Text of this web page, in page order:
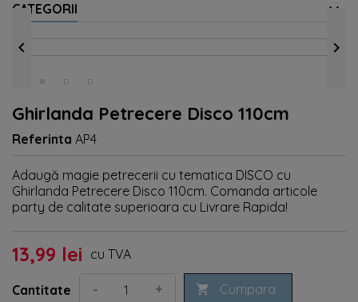
CATEGORII
 
Ghirlanda Petrecere Disco 110cm
Referinta AP4
Adaugă magie petrecerii cu tematica DISCO cu
Ghirlanda Petrecere Disco 110cm. Comanda articole
party de calitate superioara cu Livrare Rapida!
13,99 lei cu TVA
Cantitate - +  Cumpara